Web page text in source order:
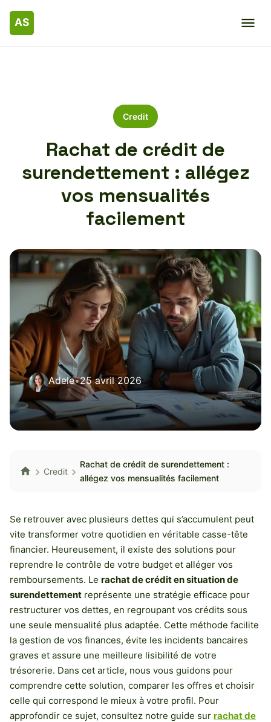
Credit
Rachat de crédit de
surendettement : allégez
vos mensualités
facilement
Adele•25 avril 2026
Credit
Rachat de crédit de surendettement :
allégez vos mensualités facilement
Se retrouver avec plusieurs dettes qui s’accumulent peut
vite transformer votre quotidien en véritable casse-tête
financier. Heureusement, il existe des solutions pour
reprendre le contrôle de votre budget et alléger vos
remboursements. Le rachat de crédit en situation de
surendettement représente une stratégie efficace pour
restructurer vos dettes, en regroupant vos crédits sous
une seule mensualité plus adaptée. Cette méthode facilite
la gestion de vos finances, évite les incidents bancaires
graves et assure une meilleure lisibilité de votre
trésorerie. Dans cet article, nous vous guidons pour
comprendre cette solution, comparer les offres et choisir
celle qui correspond le mieux à votre profil. Pour
approfondir ce sujet, consultez notre guide sur rachat de